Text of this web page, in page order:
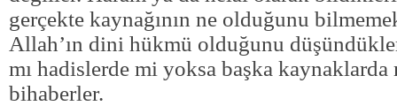
gerçekte kaynağının ne olduğunu
Allah’ın dini hükmü olduğunu
mı hadislerde mi yoksa başka kaynaklarda
bihaberler.